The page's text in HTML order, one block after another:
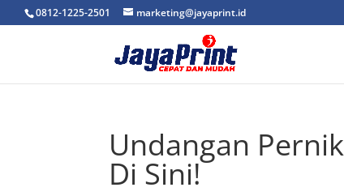
0812-1225-2501 marketing@jayaprint.id
Undangan
Di Sini!